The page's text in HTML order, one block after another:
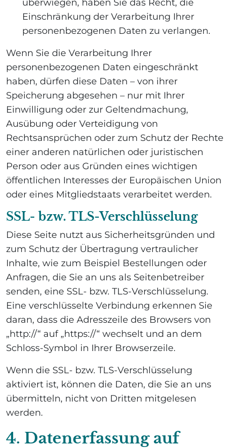
überwiegen, haben Sie das Recht, die
Einschränkung der Verarbeitung Ihrer
personenbezogenen Daten zu verlangen.
Wenn Sie die Verarbeitung Ihrer
personenbezogenen Daten eingeschränkt
haben, dürfen diese Daten – von ihrer
Speicherung abgesehen – nur mit Ihrer
Einwilligung oder zur Geltendmachung,
Ausübung oder Verteidigung von
Rechtsansprüchen oder zum Schutz der Rechte
einer anderen natürlichen oder juristischen
Person oder aus Gründen eines wichtigen
öffentlichen Interesses der Europäischen Union
oder eines Mitgliedstaats verarbeitet werden.
SSL- bzw. TLS-Verschlüsselung
Diese Seite nutzt aus Sicherheitsgründen und
zum Schutz der Übertragung vertraulicher
Inhalte, wie zum Beispiel Bestellungen oder
Anfragen, die Sie an uns als Seitenbetreiber
senden, eine SSL- bzw. TLS-Verschlüsselung.
Eine verschlüsselte Verbindung erkennen Sie
daran, dass die Adresszeile des Browsers von
„http://“ auf „https://“ wechselt und an dem
Schloss-Symbol in Ihrer Browserzeile.
Wenn die SSL- bzw. TLS-Verschlüsselung
aktiviert ist, können die Daten, die Sie an uns
übermitteln, nicht von Dritten mitgelesen
werden.
4. Datenerfassung auf